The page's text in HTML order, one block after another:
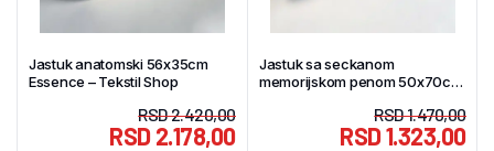
Jastuk anatomski 56x35cm
Essence – Tekstil Shop
RSD2.420,00
RSD2.178,00
Jastuk sa seckanom
memorijskom penom 50x70cm
RSD1.470,00
RSD1.323,00